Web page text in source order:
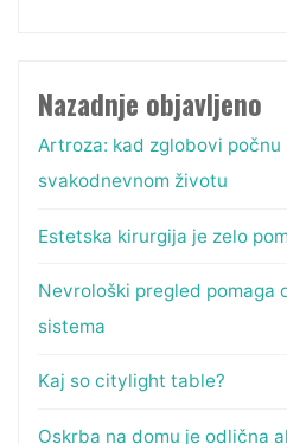
Nazadnje objavljeno
Artroza: kad zglobovi
svakodnevnom životu
Estetska kirurgija je zelo
Nevrološki pregled pomaga
sistema
Kaj so citylight table?
Oskrba na domu je odlična